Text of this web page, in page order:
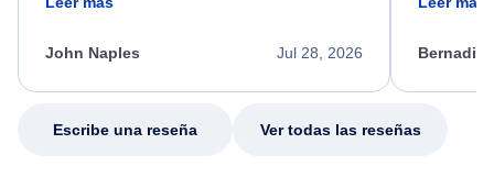
process. She quickly found a solution and
appreciate her excellent service.
Jul 28, 2026
John Naples
my issue.
Escribe una reseña Ver todas las reseñas